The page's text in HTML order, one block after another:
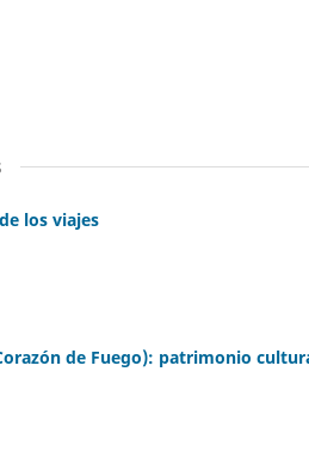
los viajes
de Fuego): patrimonio